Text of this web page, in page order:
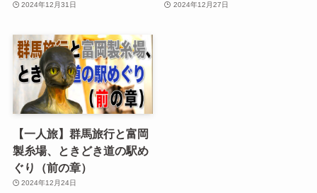
2024年12月31日 2024年12月27日
【一人旅】群馬旅行と富岡
製糸場、ときどき道の駅め
ぐり（前の章）
2024年12月24日